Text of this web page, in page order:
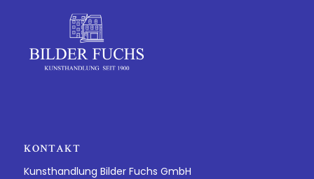
KONTAKT
Kunsthandlung Bilder Fuchs GmbH